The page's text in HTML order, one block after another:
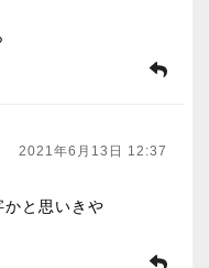
2021年6月13日 12:37
かと思いきや